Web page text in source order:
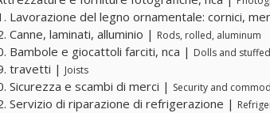
Lavorazione del legno ornamentale: cornici,
Canne, laminati, alluminio | Rods, rolled, aluminum
Bambole e giocattoli farciti, nca | Dolls and
travetti | Joists
Sicurezza e scambi di merci | Security and
Servizio di riparazione di refrigerazione |